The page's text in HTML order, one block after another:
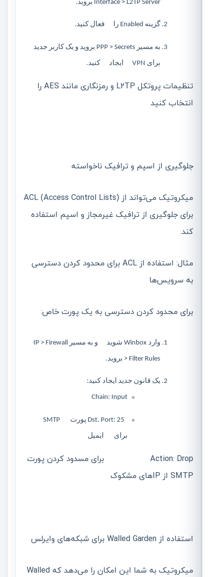
Interface > L2TP Server بروید.
گزینه Enabled را فعال کنید.
به مسیر PPP > Secrets بروید و یک کاربر جدید
برای VPN ایجاد کنید.
تنظیمات پروتکل L2TP و رمزنگاری مانند AES را
انتخاب کنید
جلوگیری از اسپم و ترافیک ناخواسته
میکروتیک می‌تواند از ACL (Access Control Lists)
برای جلوگیری از ترافیک غیرمجاز و اسپم استفاده
کند.
مثال: استفاده از ACL برای محدود کردن دسترسی
به سرویس‌ها
برای محدود کردن دسترسی به یک پورت خاص:
وارد Winbox شوید و به مسیر IP > Firewall
> Filter Rules بروید.
یک قانون جدید ایجاد کنید:
Chain: Input
Dst. Port: 25 پورت SMTP
برای ایمیل
Action: Drop برای مسدود کردن پورت
SMTP از IP‌های مشکوک
استفاده از Walled Garden برای شبکه‌های وایرلس
میکروتیک به شما این امکان را می‌دهد که Walled